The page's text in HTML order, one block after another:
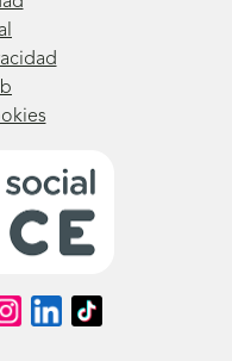
Síguenos
en
Síguenos
en